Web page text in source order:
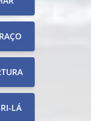
LÁ